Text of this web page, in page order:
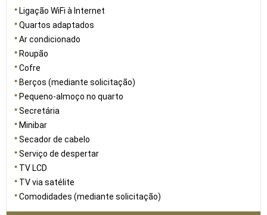
Ligação WiFi à Internet
Quartos adaptados
Ar condicionado
Roupão
Cofre
Berços (mediante solicitação)
Pequeno-almoço no quarto
Secretária
Minibar
Secador de cabelo
Serviço de despertar
TV LCD
TV via satélite
Comodidades (mediante solicitação)